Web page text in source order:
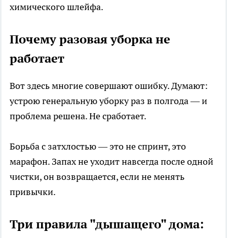
химического шлейфа.
Почему разовая уборка не
работает
Вот здесь многие совершают ошибку. Думают:
устрою генеральную уборку раз в полгода — и
проблема решена. Не сработает.
Борьба с затхлостью — это не спринт, это
марафон. Запах не уходит навсегда после одной
чистки, он возвращается, если не менять
привычки.
Три правила "дышащего" дома: